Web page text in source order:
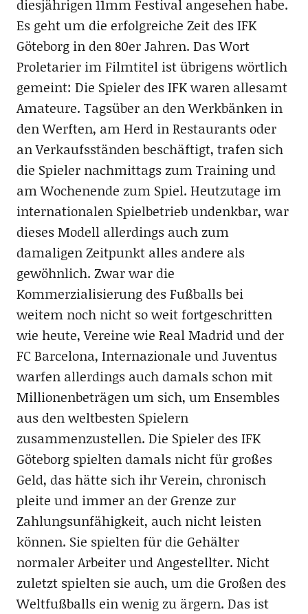
diesjährigen 11mm Festival angesehen habe.
Es geht um die erfolgreiche Zeit des IFK
Göteborg in den 80er Jahren. Das Wort
Proletarier im Filmtitel ist übrigens wörtlich
gemeint: Die Spieler des IFK waren allesamt
Amateure. Tagsüber an den Werkbänken in
den Werften, am Herd in Restaurants oder
an Verkaufsständen beschäftigt, trafen sich
die Spieler nachmittags zum Training und
am Wochenende zum Spiel. Heutzutage im
internationalen Spielbetrieb undenkbar, war
dieses Modell allerdings auch zum
damaligen Zeitpunkt alles andere als
gewöhnlich. Zwar war die
Kommerzialisierung des Fußballs bei
weitem noch nicht so weit fortgeschritten
wie heute, Vereine wie Real Madrid und der
FC Barcelona, Internazionale und Juventus
warfen allerdings auch damals schon mit
Millionenbeträgen um sich, um Ensembles
aus den weltbesten Spielern
zusammenzustellen. Die Spieler des IFK
Göteborg spielten damals nicht für großes
Geld, das hätte sich ihr Verein, chronisch
pleite und immer an der Grenze zur
Zahlungsunfähigkeit, auch nicht leisten
können. Sie spielten für die Gehälter
normaler Arbeiter und Angestellter. Nicht
zuletzt spielten sie auch, um die Großen des
Weltfußballs ein wenig zu ärgern. Das ist